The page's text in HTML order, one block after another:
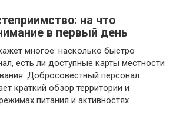
на что
в первый день
многое: насколько быстро
есть ли доступные карты местности
Добросовестный персонал
краткий обзор территории и
питания и активностях.